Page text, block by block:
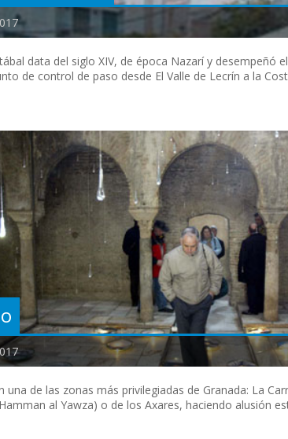
data del siglo XIV, de época Nazarí y desempeñó
de control de paso desde El Valle de Lecrín a la
una de las zonas más privilegiadas de Granada: La
al Yawza) o de los Axares, haciendo alusión